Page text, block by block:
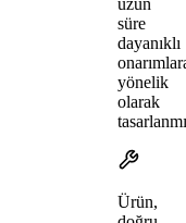
süre
dayanıklı
yönelik
olarak
Ürün,